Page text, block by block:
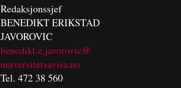
Redaksjonssjef
BENEDIKTERIKSTAD
JAVOROVIC
benedikt.e.javorovic@
universitetsavisa.no
Tel. 472 38 560